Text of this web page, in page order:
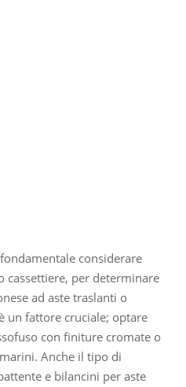
considerare
cassettiere, per determinare
ad aste traslanti o
un fattore cruciale; optare
con finiture cromate o
Anche il tipo di
e bilancini per aste